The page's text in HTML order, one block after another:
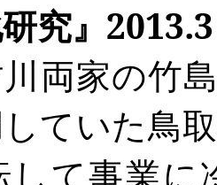
究』2013.3
両家の竹
していた鳥
して事業